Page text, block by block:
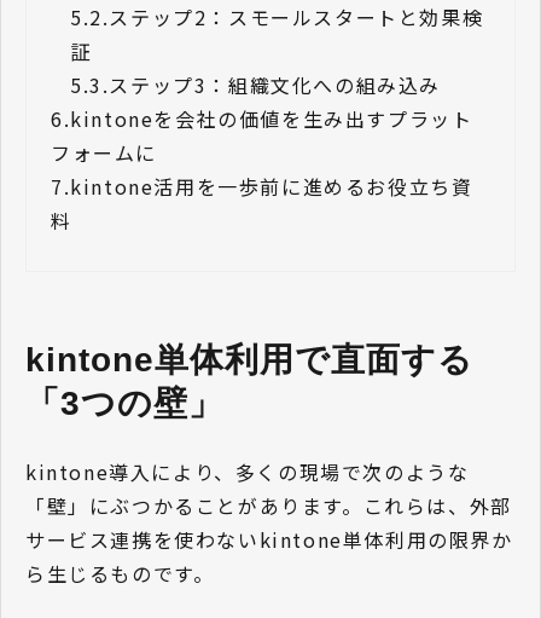
5.2.ステップ2：スモールスタートと効果検
証
5.3.ステップ3：組織文化への組み込み
6.kintoneを会社の価値を生み出すプラット
フォームに
7.kintone活用を一歩前に進めるお役立ち資
料
kintone単体利用で直面する
「3つの壁」
kintone導入により、多くの現場で次のような
「壁」にぶつかることがあります。これらは、外部
サービス連携を使わないkintone単体利用の限界か
ら生じるものです。